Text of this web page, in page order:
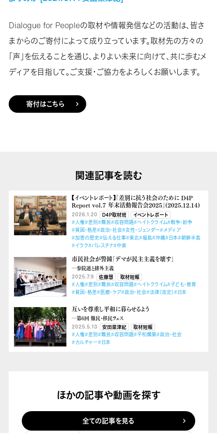
Dialogue for Peopleの取材や情報発信などの活動は、皆さ
まからのご寄付によって成り立っています。取材先の方々の
「声」を伝えることを通じ、よりよい未来に向けて、共に歩むメ
ディアを目指して。ご支援・ご協力をよろしくお願いします。
寄付はこちら
関連記事を読む
【イベントレポート】「差別に抗う社会のために D4P
Report vol.７ 年末活動報告会2025」(2025.12.14)
2026.1.20 D4P取材班
イベントレポート
#人権#差別#難民#収容問題#ヘイトクライム#戦争・紛争
#貧困・格差#政治・社会#女性・ジェンダー#メディア
#加害の歴史#伝える仕事#東北#福島#沖縄#日本#朝鮮半島
#イラク#パレスチナ#中東
市民社会が警鐘「デマが民主主義を壊す」
―参院選と排外主義
2025.7.9 佐藤慧
取材短報
#人権#差別#難民#収容問題#ヘイトクライム#子ども・教育
#貧困・格差#医療・ケア#政治・社会#法律（改定）#日本
互いを尊重し平和に暮らせるよう
―第6回 難民・移民フェス
2025.5.13 安田菜津紀
取材短報
#人権#差別#難民#収容問題#平和構築#政治・社会
#カルチャー#日本
ほかの記事や動画を探す
全ての記事を見る